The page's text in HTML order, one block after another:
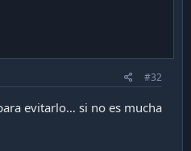
#32
evitarlo… si no es mucha